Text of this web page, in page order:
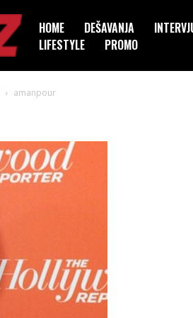
HOME DEŠAVANJA
LIFESTYLE
PROMO
amanpour